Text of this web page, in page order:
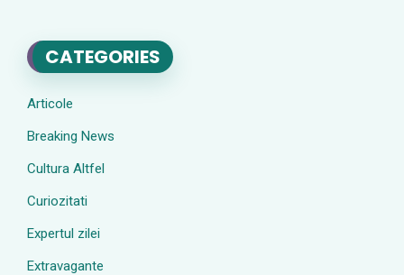
CATEGORIES
Articole
Breaking News
Cultura Altfel
Curiozitati
Expertul zilei
Extravagante